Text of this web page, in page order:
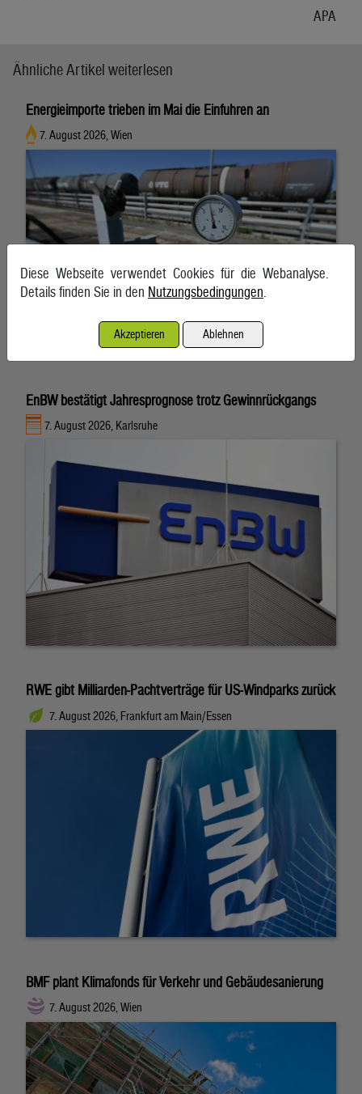
APA
Ähnliche Artikel weiterlesen
Energieimporte trieben im Mai die Einfuhren an
7. August 2026, Wien
EnBW bestätigt Jahresprognose trotz Gewinnrückgangs
7. August 2026, Karlsruhe
RWE gibt Milliarden-Pachtverträge für US-Windparks zurück
7. August 2026, Frankfurt am Main/Essen
BMF plant Klimafonds für Verkehr und Gebäudesanierung
7. August 2026, Wien
Diese Webseite verwendet Cookies für die Webanalyse.
Details finden Sie in den Nutzungsbedingungen.
Akzeptieren Ablehnen